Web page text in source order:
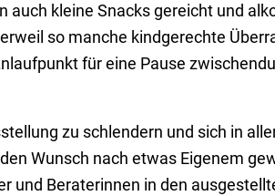
kleine Snacks gereicht und
so manche kindgerechte
für eine Pause
zu schlendern und sich in
Wunsch nach etwas Eigenem
und Beraterinnen in den